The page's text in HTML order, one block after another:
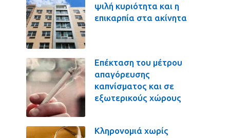
ψιλή κυριότητα και η
επικαρπία στα ακίνητα
Επέκταση του μέτρου
απαγόρευσης
καπνίσματος και σε
εξωτερικούς χώρους
Κληρονομιά χωρίς